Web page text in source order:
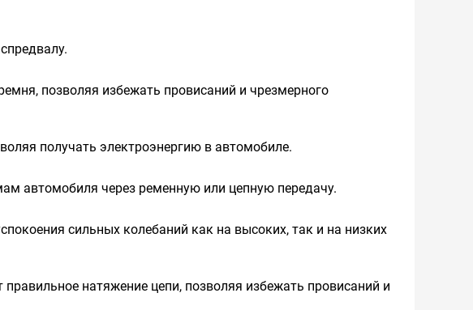
позволяя избежать провисаний и чрезмерного
получать электроэнергию в автомобиле.
автомобиля через ременную или цепную передачу.
сильных колебаний как на высоких, так и на низких
натяжение цепи, позволяя избежать провисаний и